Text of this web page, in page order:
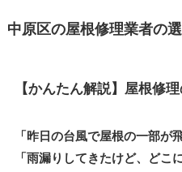
中原区の屋根修理業者の
【かんたん解説】屋根修
「昨日の台風で屋根の一部が
「雨漏りしてきたけど、どこ